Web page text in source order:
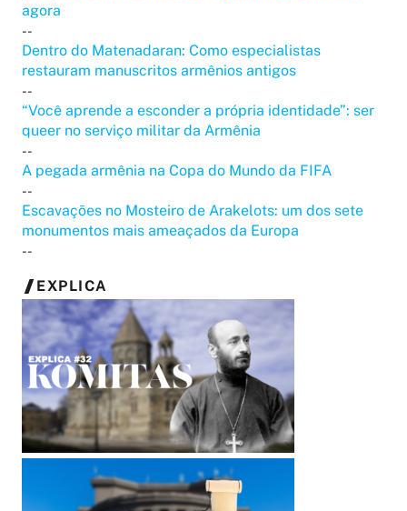
agora
--
Dentro do Matenadaran: Como especialistas
restauram manuscritos armênios antigos
--
“Você aprende a esconder a própria identidade”: ser
queer no serviço militar da Armênia
--
A pegada armênia na Copa do Mundo da FIFA
--
Escavações no Mosteiro de Arakelots: um dos sete
monumentos mais ameaçados da Europa
--
EXPLICA